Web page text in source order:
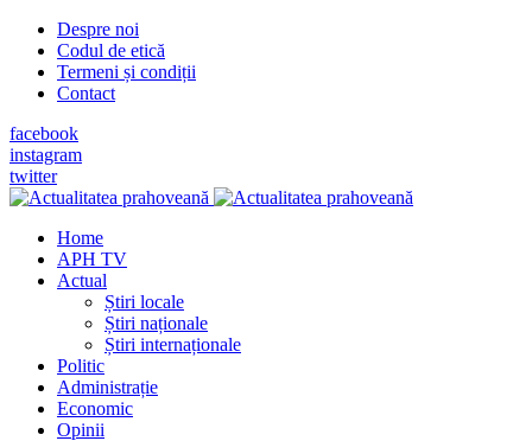
Despre noi
Codul de etică
Termeni și condiții
Contact
facebook
instagram
twitter
Home
APH TV
Actual
Știri locale
Știri naționale
Știri internaționale
Politic
Administrație
Economic
Opinii